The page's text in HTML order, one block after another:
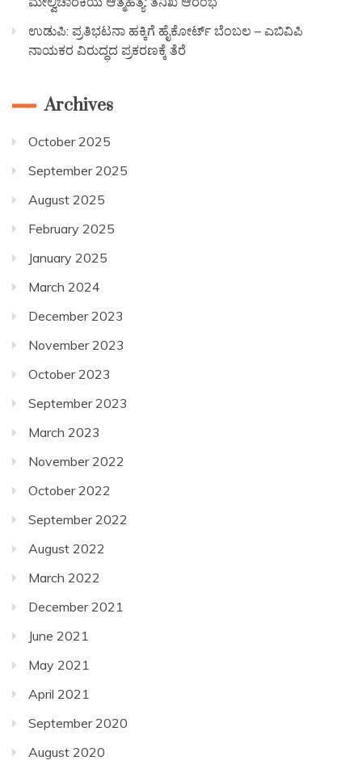
ಉಡುಪಿ: ಪ್ರತಿಭಟನಾ ಹಕ್ಕಿಗೆ ಹೈಕೋರ್ಟ್ ಬೆಂಬಲ – ಎಬಿವಿಪಿ
ನಾಯಕರ ವಿರುದ್ಧದ ಪ್ರಕರಣಕ್ಕೆ ತೆರೆ
Archives
October 2025
September 2025
August 2025
February 2025
January 2025
March 2024
December 2023
November 2023
October 2023
September 2023
March 2023
November 2022
October 2022
September 2022
August 2022
March 2022
December 2021
June 2021
May 2021
April 2021
September 2020
August 2020